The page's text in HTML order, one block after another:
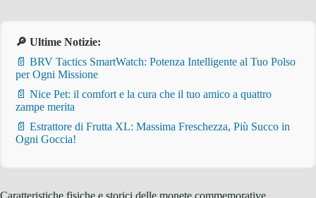
🔎 Ultime Notizie:
📄 BRV Tactics SmartWatch: Potenza Intelligente al Tuo Polso
per Ogni Missione
📄 Nice Pet: il comfort e la cura che il tuo amico a quattro
zampe merita
📄 Estrattore di Frutta XL: Massima Freschezza, Più Succo in
Ogni Goccia!
Caratteristiche fisiche e storici delle monete commemorative